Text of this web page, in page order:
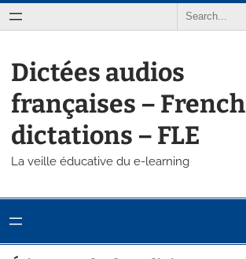
Aller
au
Search
Dictées audios
françaises – French
dictations – FLE
La veille éducative du e-learning